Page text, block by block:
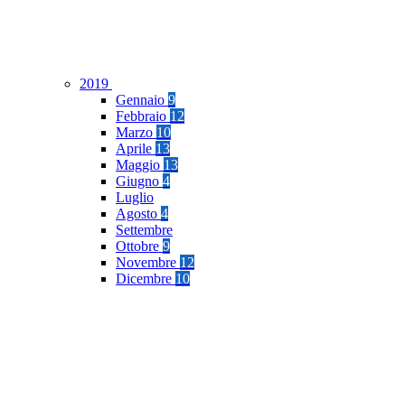
2019
Gennaio 9
Febbraio 12
Marzo 10
Aprile 13
Maggio 13
Giugno 4
Luglio
Agosto 4
Settembre
Ottobre 9
Novembre 12
Dicembre 10